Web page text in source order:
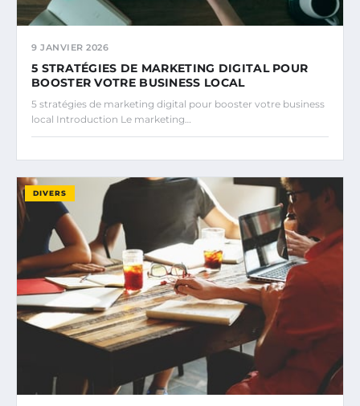
9 JANVIER 2026
5 STRATÉGIES DE MARKETING DIGITAL POUR
BOOSTER VOTRE BUSINESS LOCAL
5 stratégies de marketing digital pour booster votre business
local Introduction Le marketing…
DIVERS